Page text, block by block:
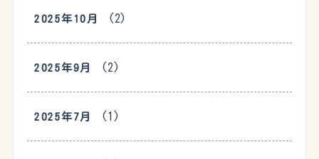
2025年10月 (2)
2025年9月 (2)
2025年7月 (1)